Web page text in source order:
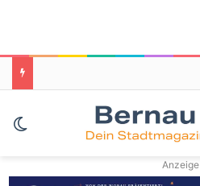
Skin umschalten
Anzeige